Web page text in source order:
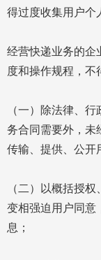
得过度收集用户个
经营快递业务的企
度和操作规程，不
（一）除法律、
务合同需要外，未
传输、提供、公开
（二）以概括授
变相强迫用户同意
息；